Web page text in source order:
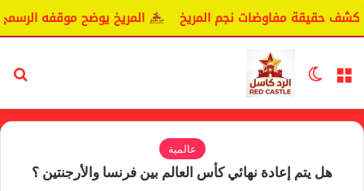
حقيقة مفاوضات نجم المريخ المريخ يوضح موقفه
القائمة الوضع المظلم
عالمية
هل يتم إعادة نهائي كأس العالم بين فرنسا والأرجنتين ؟